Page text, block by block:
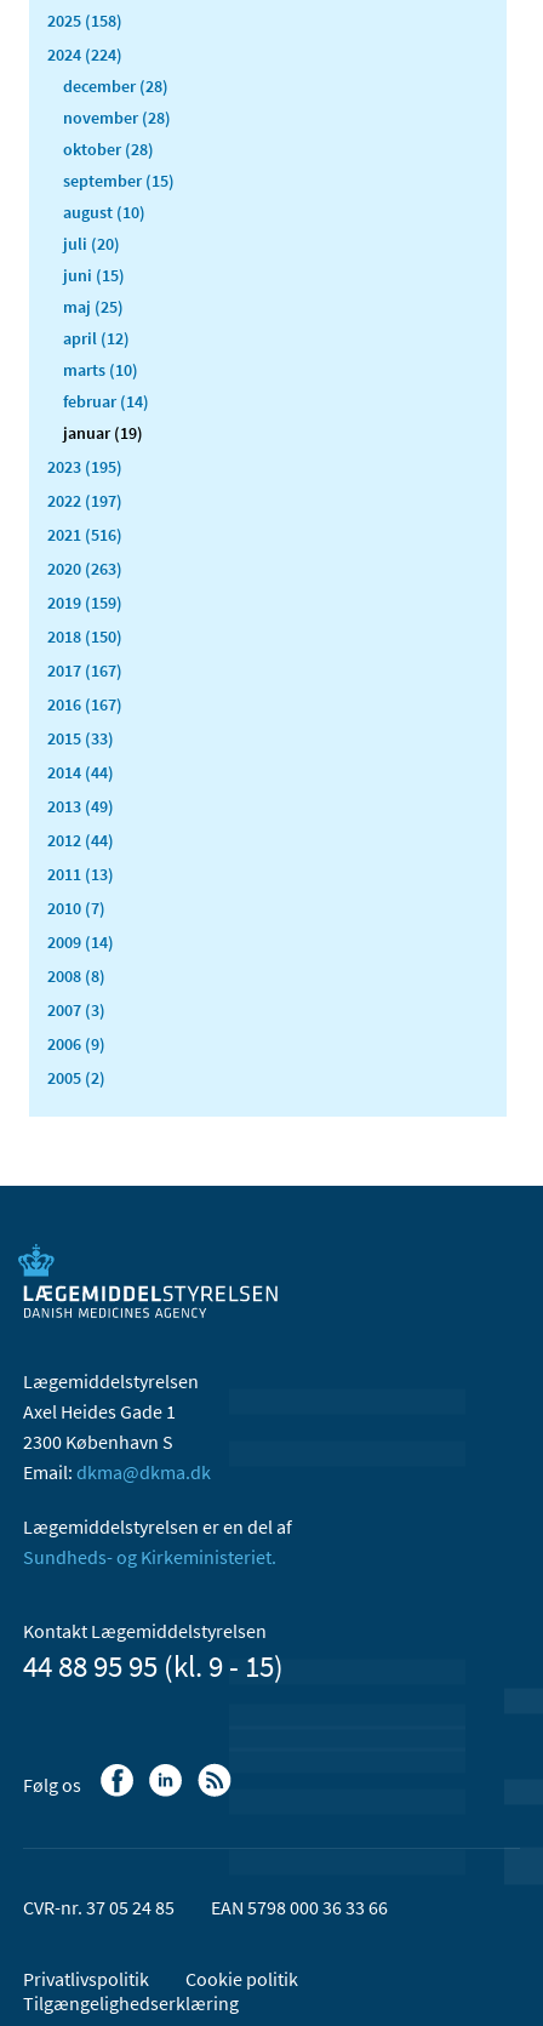
2025 (158)
2024 (224)
december (28)
november (28)
oktober (28)
september (15)
august (10)
juli (20)
juni (15)
maj (25)
april (12)
marts (10)
februar (14)
januar (19)
2023 (195)
2022 (197)
2021 (516)
2020 (263)
2019 (159)
2018 (150)
2017 (167)
2016 (167)
2015 (33)
2014 (44)
2013 (49)
2012 (44)
2011 (13)
2010 (7)
2009 (14)
2008 (8)
2007 (3)
2006 (9)
2005 (2)
Lægemiddelstyrelsen
Axel Heides Gade 1
2300 København S
Email: dkma@dkma.dk
Lægemiddelstyrelsen er en del af
Sundheds- og Kirkeministeriet.
Kontakt Lægemiddelstyrelsen
44 88 95 95 (kl. 9 - 15)
Følg os
CVR-nr. 37 05 24 85 EAN 5798 000 36 33 66
Privatlivspolitik
Cookie politik
Tilgængelighedserklæring